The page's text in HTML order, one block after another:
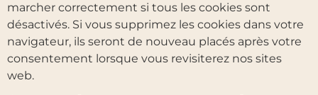
marcher correctement si tous les cookies sont
désactivés. Si vous supprimez les cookies dans votre
navigateur, ils seront de nouveau placés après votre
consentement lorsque vous revisiterez nos sites
web.